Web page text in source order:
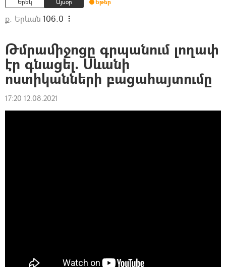
Երեկ Այսօր Եթեր
ք. Երևան 106.0
Թմրամիջոցը գրպանում լողափ
էր գնացել. Սևանի
ոստիկանների բացահայտումը
17:20 12.08.2021